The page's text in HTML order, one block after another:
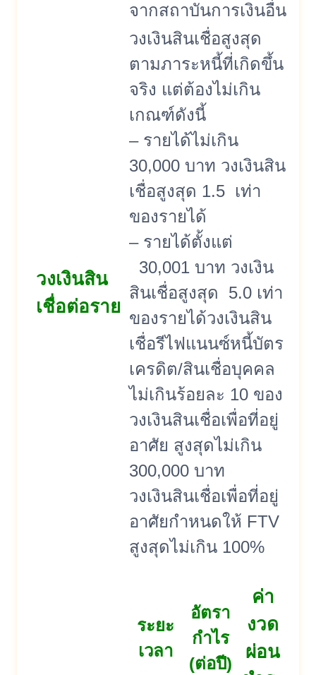
จากสถาบันการเงินอื่น
วงเงินสิน
เชื่อต่อราย
วงเงินสินเชื่อสูงสุด
ตามภาระหนี้ที่เกิดขึ้น
จริง แต่ต้องไม่เกิน
เกณฑ์ดังนี้
– รายได้ไม่เกิน
30,000 บาท วงเงินสิน
เชื่อสูงสุด 1.5 เท่า
ของรายได้
– รายได้ตั้งแต่
30,001 บาท วงเงิน
สินเชื่อสูงสุด 5.0 เท่า
ของรายได้วงเงินสิน
เชื่อรีไฟแนนซ์หนี้บัตร
เครดิต/สินเชื่อบุคคล
ไม่เกินร้อยละ 10 ของ
วงเงินสินเชื่อเพื่อที่อยู่
อาศัย สูงสุดไม่เกิน
300,000 บาท
วงเงินสินเชื่อเพื่อที่อยู่
อาศัยกำหนดให้ FTV
สูงสุดไม่เกิน 100%
ระยะ
เวลา
อัตรา
กำไร
(ต่อปี)
ค่า
งวด
ผ่อน